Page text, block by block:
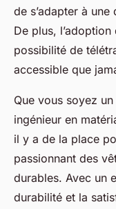
de s’adapter à
De plus,
possibilité de
accessible que
Que vous soyez
ingénieur en
il y a de la place
passionnant des
durables. Avec un
durabilité et la